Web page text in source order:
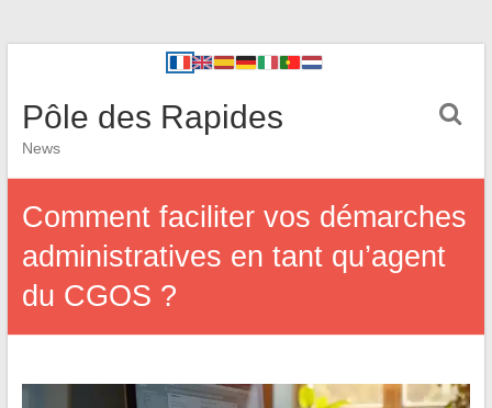
Pôle des Rapides
News
Comment faciliter vos démarches
administratives en tant qu’agent
du CGOS ?